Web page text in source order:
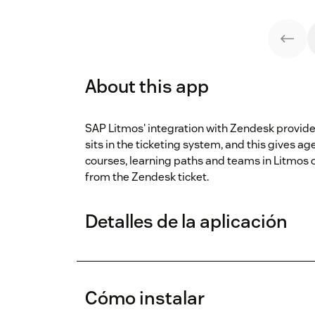
About this app
SAP Litmos' integration with Zendesk
sits in the ticketing system, and this gives
courses, learning paths and teams in
from the Zendesk ticket.
Detalles de la aplicación
Cómo instalar